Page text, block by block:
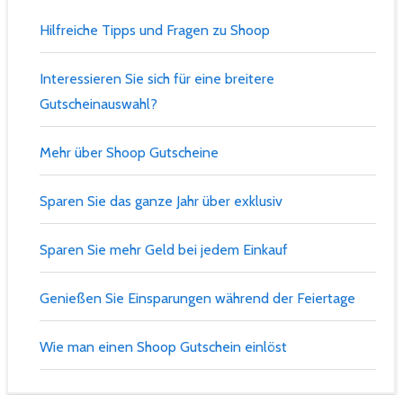
Hilfreiche Tipps und Fragen zu Shoop
Interessieren Sie sich für eine breitere
Gutscheinauswahl?
Mehr über Shoop Gutscheine
Sparen Sie das ganze Jahr über exklusiv
Sparen Sie mehr Geld bei jedem Einkauf
Genießen Sie Einsparungen während der Feiertage
Wie man einen Shoop Gutschein einlöst